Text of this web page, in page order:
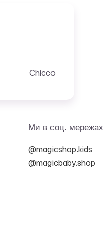
Chicco
Ми в соц.
@magicshop.kids
@magicbaby.shop